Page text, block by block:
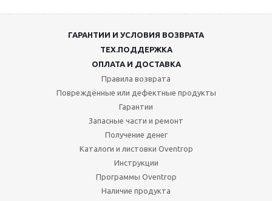
ГАРАНТИИ И УСЛОВИЯ ВОЗВРАТА
ТЕХ.ПОДДЕРЖКА
ОПЛАТА И ДОСТАВКА
Правила возврата
Повреждённые или дефектные продукты
Гарантии
Запасные части и ремонт
Получение денег
Каталоги и листовки Oventrop
Инструкции
Программы Oventrop
Наличие продукта